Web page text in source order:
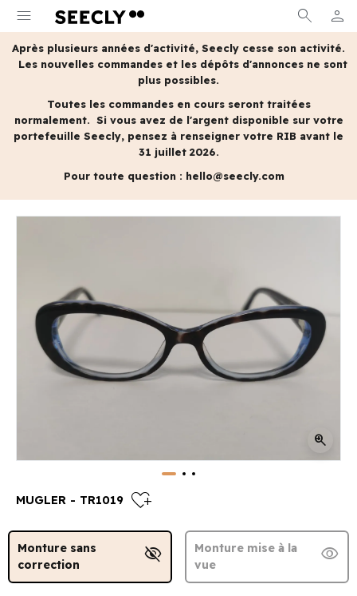
menu search person
MON
Après plusieurs années d'activité, Seecly cesse son activité.
Les nouvelles commandes et les dépôts d'annonces ne sont
plus possibles.
Toutes les commandes en cours seront traitées
normalement. Si vous avez de l'argent disponible sur votre
portefeuille Seecly, pensez à renseigner votre RIB avant le
31 juillet 2026.
Pour toute question : hello@seecly.com
zoom_in
MUGLER - TR1019 heart_plus
Monture sans
correction
visibility_off
Monture mise à la
vue
visibility